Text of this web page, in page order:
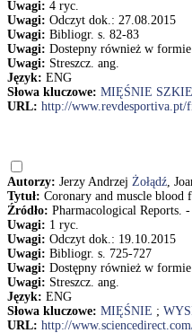
Uwagi: 4 ryc.
Uwagi: Odczyt dok.: 27.08.2015
Uwagi: Bibliogr. s. 82-83
Uwagi: Dostepny również w
Uwagi: Streszcz. ang.
Język: ENG
Słowa kluczowe: MIĘŚNIE
URL: http://www.revdesportiva.pt/
Autorzy: Jerzy Andrzej Żołądź,
Tytuł: Coronary and muscle blood
Źródło: Pharmacological Reports.
Uwagi: 1 ryc.
Uwagi: Odczyt dok.: 19.10.2015
Uwagi: Bibliogr. s. 725-727
Uwagi: Dostępny również w
Uwagi: Streszcz. ang.
Język: ENG
Słowa kluczowe: MIĘŚNIE ;
URL: http://